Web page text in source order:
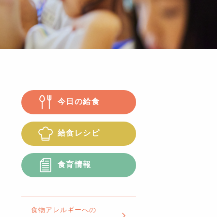
今日の給食
給食レシピ
食育情報
食物アレルギーへの